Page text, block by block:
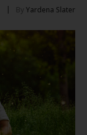
By Yardena Slater